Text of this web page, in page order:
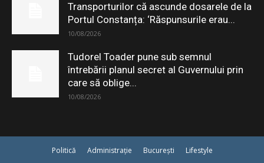
Transporturilor că ascunde dosarele de la
Portul Constanța: ‘Răspunsurile erau...
10/08/2026
Tudorel Toader pune sub semnul
întrebării planul secret al Guvernului prin
care să oblige...
10/08/2026
Politică Administrație București Lifestyle